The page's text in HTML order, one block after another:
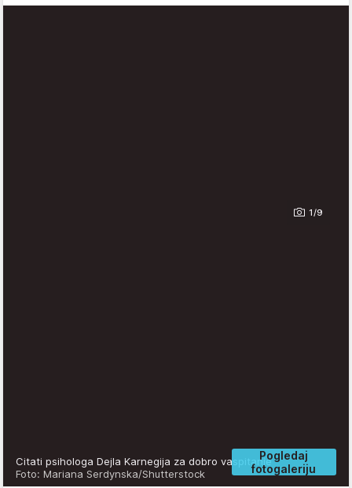
1/9
Pogledaj
fotogaleriju
Citati psihologa Dejla Karnegija za dobro vaspitanje
Foto: Mariana Serdynska/Shutterstock